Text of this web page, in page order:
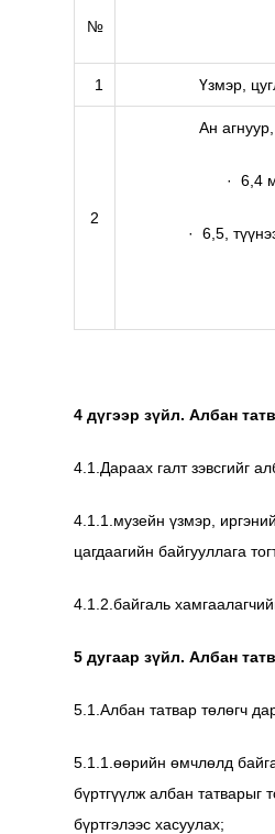
№
1 Үзмэр,
2
Ан
· 6,4
· 6,5,
4 дүгээр зүйл. Албан
4.1.Дараах галт зэвсгийг
4.1.1.музейн үзмэр,
цагдаагийн байгууллага
4.1.2.байгаль
5 дугаар зүйл. Албан
5.1.Албан татвар төлөгч
5.1.1.өөрийн өмчлөлд
бүртгүүлж албан татварыг
бүртгэлээс хасуулах;